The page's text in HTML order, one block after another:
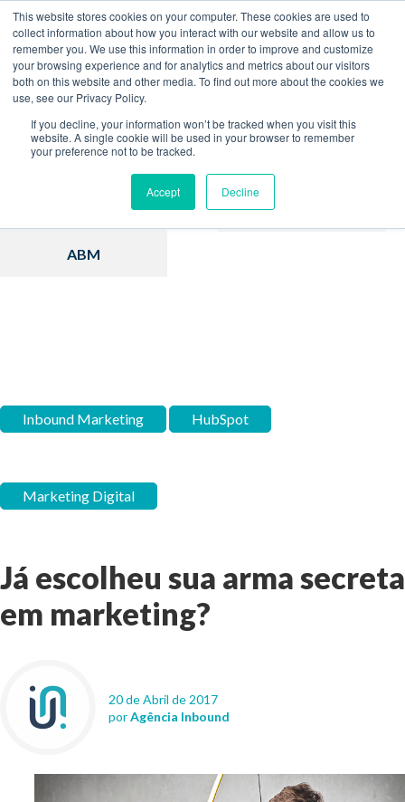
This website stores cookies on your computer. These cookies are used to
collect information about how you interact with our website and allow us to
remember you. We use this information in order to improve and customize
your browsing experience and for analytics and metrics about our visitors
both on this website and other media. To find out more about the cookies we
use, see our Privacy Policy.
If you decline, your information won’t be tracked when you visit this
website. A single cookie will be used in your browser to remember
your preference not to be tracked.
Accept Decline
Home Blog
Inbound Marketing
ABM
Inbound Marketing HubSpot
Marketing Digital
Já escolheu sua arma secreta
em marketing?
20 de Abril de 2017
porAgência Inbound